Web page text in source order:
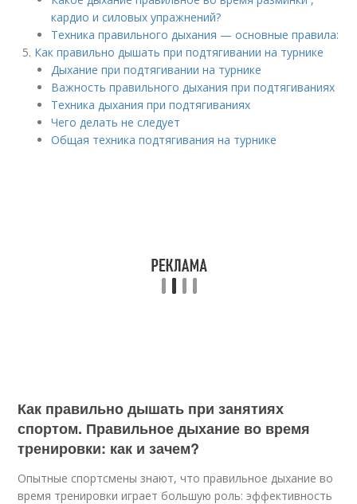
кардио и силовых упражнений?
Техника правильного дыхания — основные правила:
Как правильно дышать при подтягивании на турнике
Дыхание при подтягивании на турнике
Важность правильного дыхания при подтягиваниях
Техника дыхания при подтягиваниях
Чего делать не следует
Общая техника подтягивания на турнике
Как правильно дышать при занятиях
спортом. Правильное дыхание во время
тренировки: как и зачем?
Опытные спортсмены знают, что правильное дыхание во
время тренировки играет большую роль: эффективность